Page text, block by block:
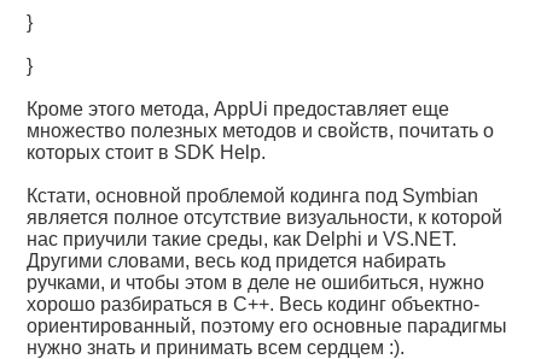
}
}
Кроме этого метода, AppUi предоставляет еще
множество полезных методов и свойств, почитать о
которых стоит в SDK Help.
Кстати, основной проблемой кодинга под Symbian
является полное отсутствие визуальности, к которой
нас приучили такие среды, как Delphi и VS.NET.
Другими словами, весь код придется набирать
ручками, и чтобы этом в деле не ошибиться, нужно
хорошо разбираться в C++. Весь кодинг объектно-
ориентированный, поэтому его основные парадигмы
нужно знать и принимать всем сердцем :).